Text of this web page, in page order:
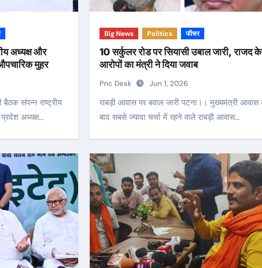
अध्यक्ष और
मुहर
अध्यक्ष…
Big News Politics फीचर
10 सर्कुलर रोड पर सियासी उबाल जारी, राजद के
आरोपों का मंत्री ने दिया जवाब
Pnc Desk Jun 1, 2026
राबड़ी आवास पर बवाल जारी पटना।। मुख्यमंत्री आवास के
बाद सबसे ज्यादा चर्चा में रहने वाले राबड़ी आवास…